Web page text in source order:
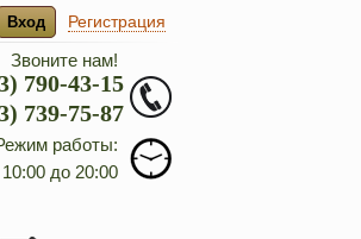
Вход Регистрация
Звоните нам!
790-43-15
739-75-87
работы:
до 20:00